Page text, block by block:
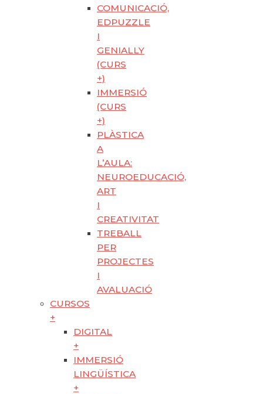
COMUNICACIÓ,
EDPUZZLE
I
GENIALLY
(CURS
+)
IMMERSIÓ
(CURS
+)
PLÀSTICA
A
L’AULA:
NEUROEDUCACIÓ,
ART
I
CREATIVITAT
TREBALL
PER
PROJECTES
I
AVALUACIÓ
CURSOS
+
DIGITAL
+
IMMERSIÓ
LINGÜÍSTICA
+